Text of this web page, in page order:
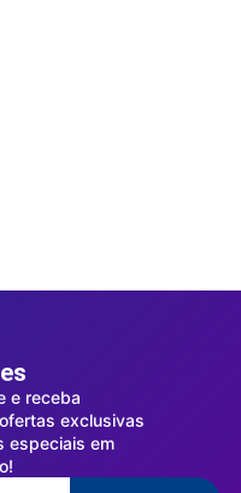
e receba
exclusivas
especiais em